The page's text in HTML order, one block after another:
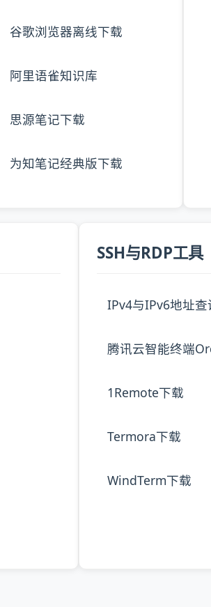
谷歌浏览器离线下载
阿里语雀知识库
思源笔记下载
为知笔记经典版下载
SSH与RDP工具
IPv4与IPv6地址查
腾讯云智能终端
1Remote下载
Termora下载
WindTerm下载